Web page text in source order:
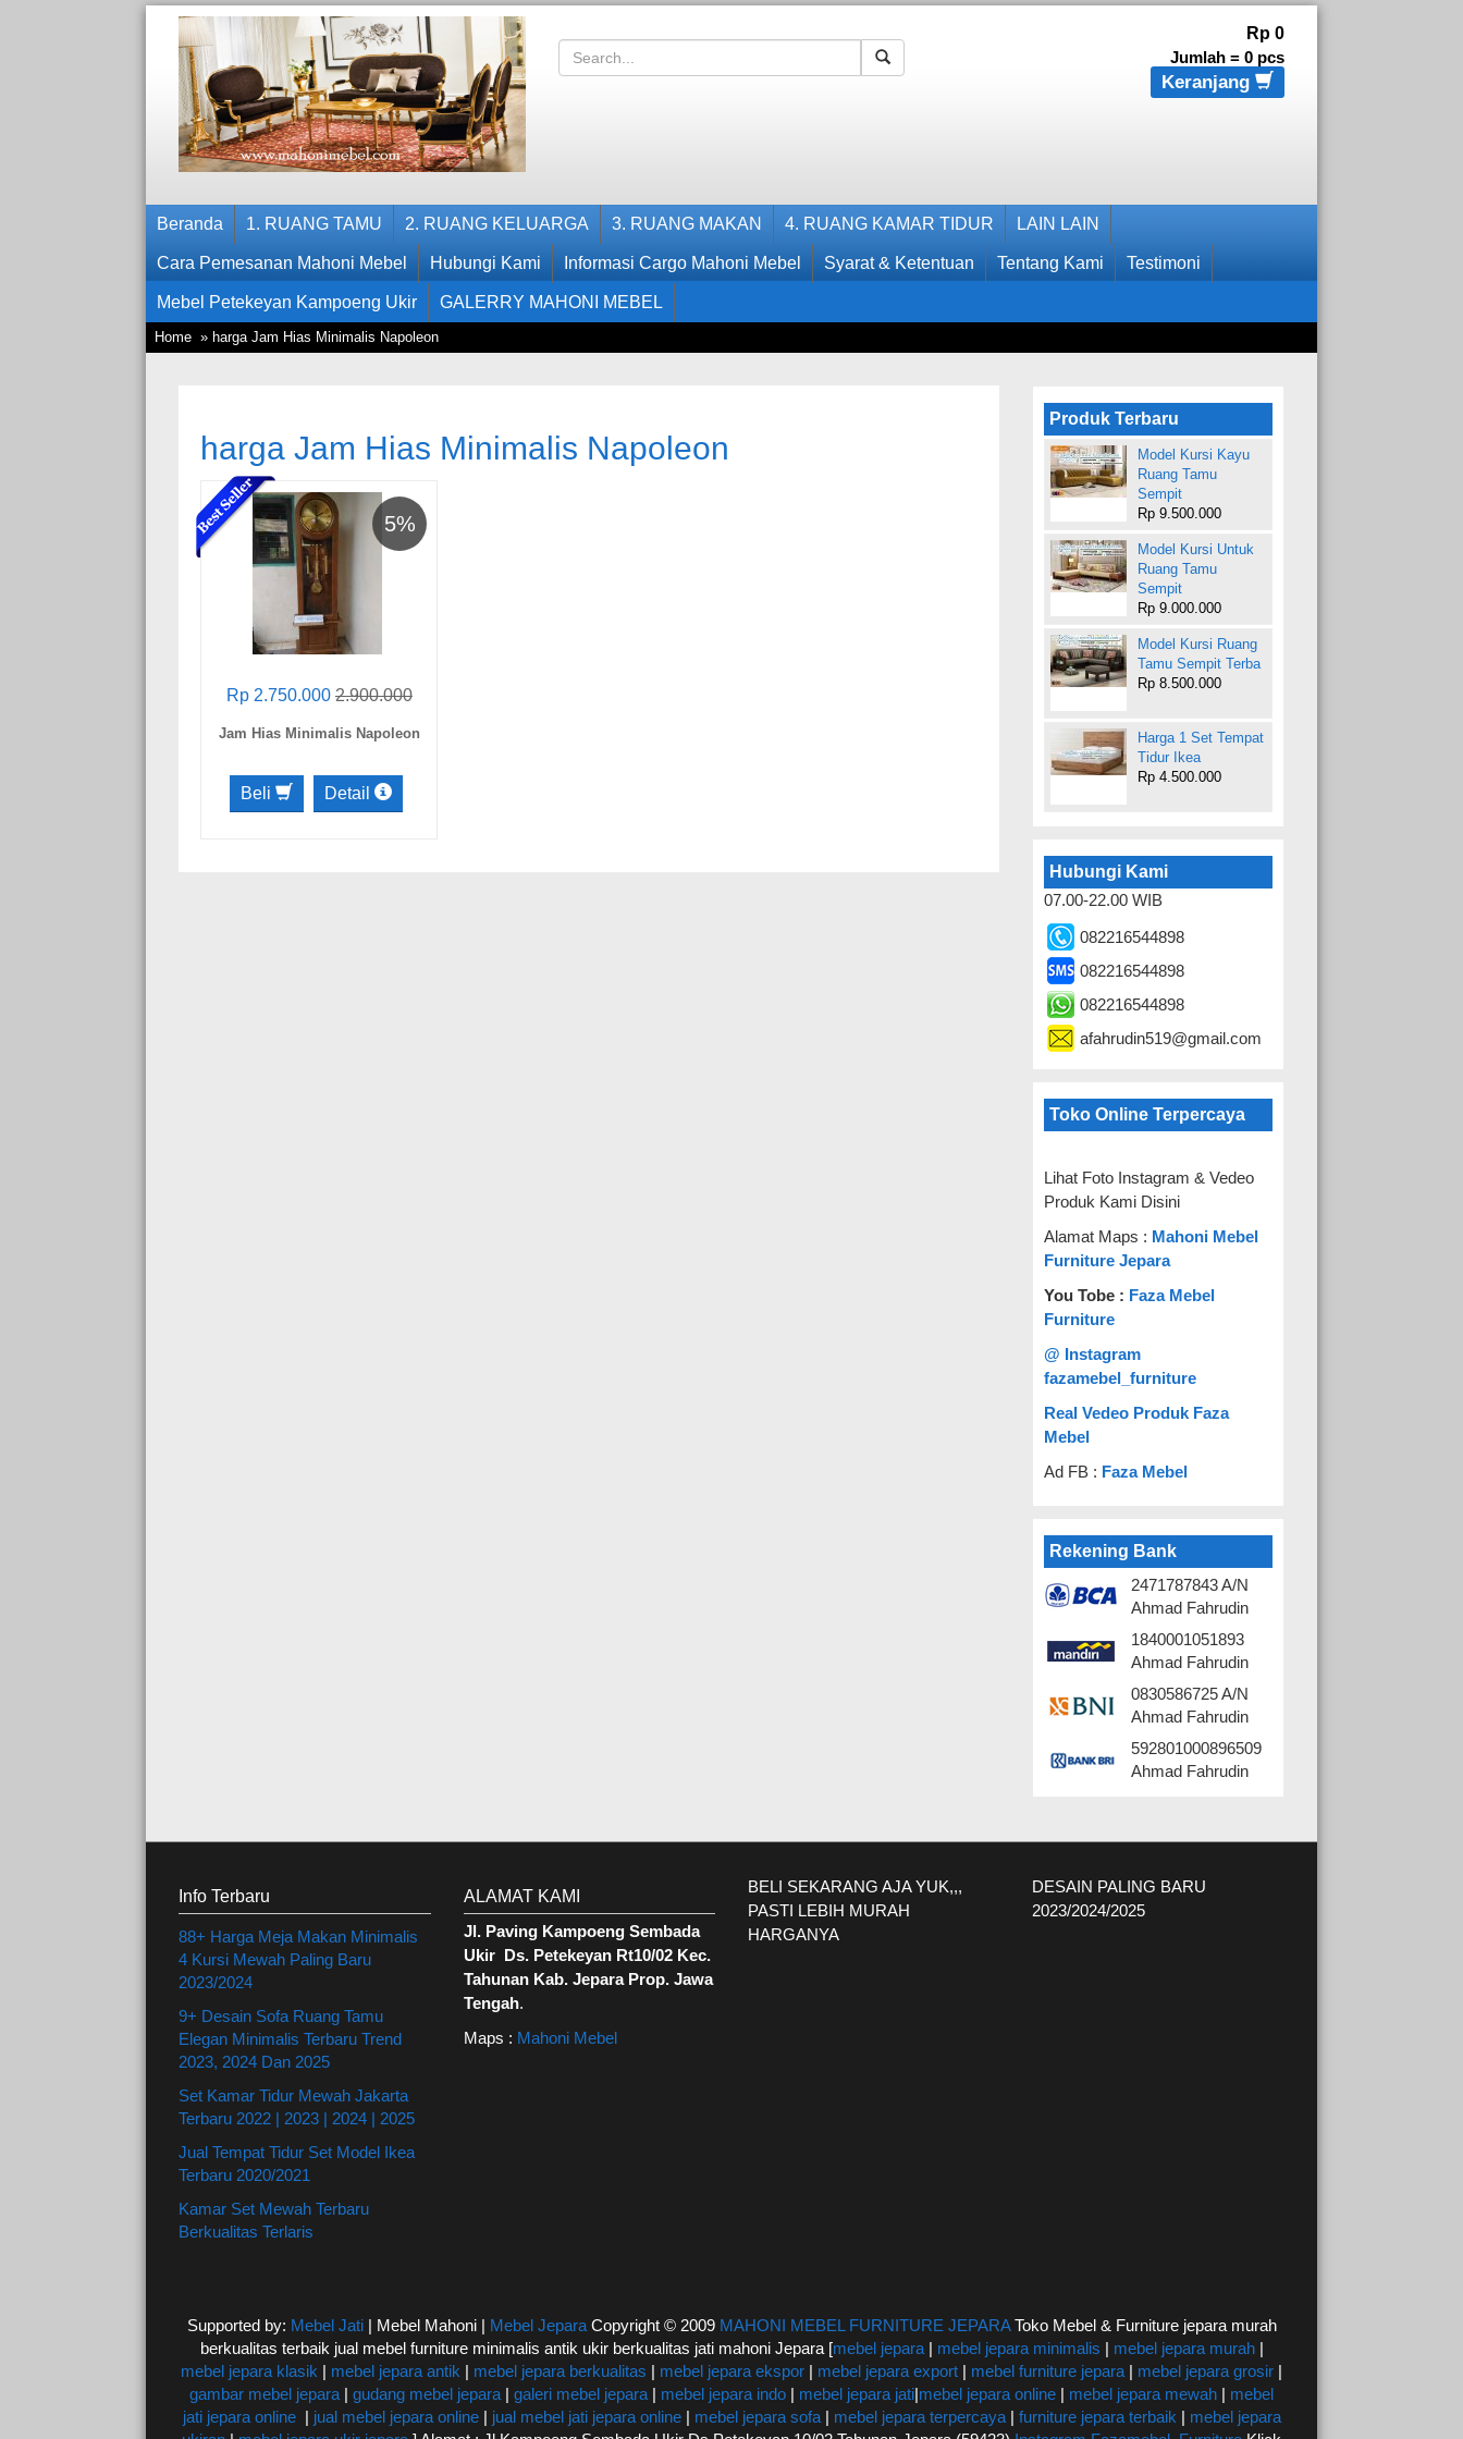
Rp 0
Jumlah = 0pcs
Keranjang
Beranda 1. RUANG TAMU 2. RUANG KELUARGA 3. RUANG MAKAN 4. RUANG KAMAR TIDUR LAIN LAIN
Cara Pemesanan Mahoni Mebel Hubungi Kami Informasi Cargo Mahoni Mebel Syarat & Ketentuan Tentang Kami Testimoni
Mebel Petekeyan Kampoeng Ukir GALERRY MAHONI MEBEL
Home » harga Jam Hias Minimalis Napoleon
harga Jam Hias Minimalis Napoleon
5%
Rp 2.750.000 2.900.000
Jam Hias Minimalis Napoleon
Beli Detail
Produk Terbaru
Model Kursi Kayu
Ruang Tamu
Sempit
Rp 9.500.000
Model Kursi Untuk
Ruang Tamu
Sempit
Rp 9.000.000
Model Kursi Ruang
Tamu Sempit Terba
Rp 8.500.000
Harga 1 Set Tempat
Tidur Ikea
Rp 4.500.000
Hubungi Kami
07.00-22.00 WIB
082216544898
082216544898
082216544898
afahrudin519@gmail.com
Toko Online Terpercaya
Lihat Foto Instagram & Vedeo
Produk Kami Disini
Alamat Maps : Mahoni Mebel
Furniture Jepara
You Tobe : Faza Mebel
Furniture
@ Instagram
fazamebel_furniture
Real Vedeo Produk Faza
Mebel
Ad FB : Faza Mebel
Rekening Bank
2471787843 A/N
Ahmad Fahrudin
1840001051893
Ahmad Fahrudin
0830586725 A/N
Ahmad Fahrudin
592801000896509
Ahmad Fahrudin
Info Terbaru
88+ Harga Meja Makan Minimalis
4 Kursi Mewah Paling Baru
2023/2024
9+ Desain Sofa Ruang Tamu
Elegan Minimalis Terbaru Trend
2023, 2024 Dan 2025
Set Kamar Tidur Mewah Jakarta
Terbaru 2022 | 2023 | 2024 | 2025
Jual Tempat Tidur Set Model Ikea
Terbaru 2020/2021
Kamar Set Mewah Terbaru
Berkualitas Terlaris
ALAMAT KAMI
Jl. Paving Kampoeng Sembada
Ukir Ds. Petekeyan Rt10/02 Kec.
Tahunan Kab. Jepara Prop. Jawa
Tengah.
Maps : Mahoni Mebel
BELI SEKARANG AJA YUK,,,
PASTI LEBIH MURAH
HARGANYA
DESAIN PALING BARU
2023/2024/2025
Supported by: Mebel Jati| Mebel Mahoni | Mebel JeparaCopyright © 2009 MAHONI MEBEL FURNITURE JEPARAToko Mebel & Furniture jepara murah
berkualitas terbaik jual mebel furniture minimalis antik ukir berkualitas jati mahoni Jepara [mebel jepara| mebel jepara minimalis | mebel jepara murah|
mebel jepara klasik | mebel jepara antik | mebel jepara berkualitas | mebel jepara ekspor | mebel jepara export | mebel furniture jepara | mebel jepara grosir |
gambar mebel jepara | gudang mebel jepara | galeri mebel jepara | mebel jepara indo | mebel jepara jati|mebel jepara online | mebel jepara mewah | mebel
jati jepara online| jual mebel jepara online| jual mebel jati jepara online| mebel jepara sofa| mebel jepara terpercaya| furniture jepara terbaik | mebel jepara